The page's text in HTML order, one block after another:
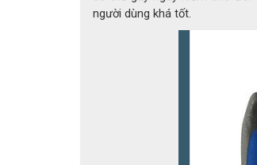
người dùng khá tốt.